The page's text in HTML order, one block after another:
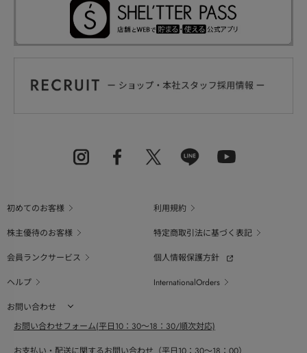
初めてのお客様
利用規約
株主優待のお客様
特定商取引法に基づく表記
会員ランクサービス
個人情報保護方針
ヘルプ
InternationalOrders
お問い合わせ
お問い合わせフォーム(平日10：30～18：30/順次対応)